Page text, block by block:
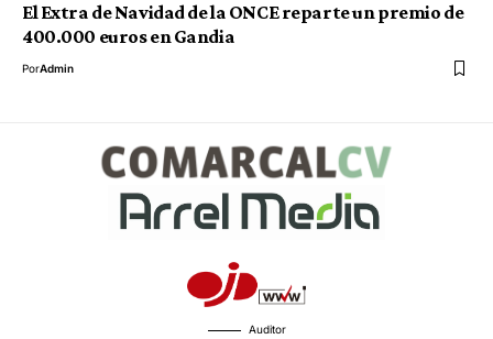
El Extra de Navidad de la ONCE reparte un premio de
400.000 euros en Gandia
PorAdmin
Auditor